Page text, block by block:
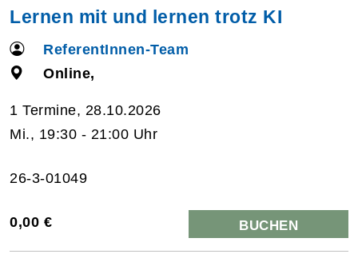
Lernen mit und lernen trotz KI
ReferentInnen-Team
Online,
1 Termine, 28.10.2026
Mi., 19:30 - 21:00 Uhr
26-3-01049
0,00 € BUCHEN